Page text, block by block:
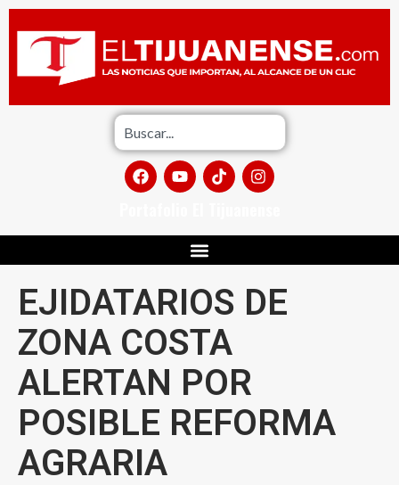
EJIDATARIOS DE
ZONA COSTA
ALERTAN POR
POSIBLE REFORMA
AGRARIA